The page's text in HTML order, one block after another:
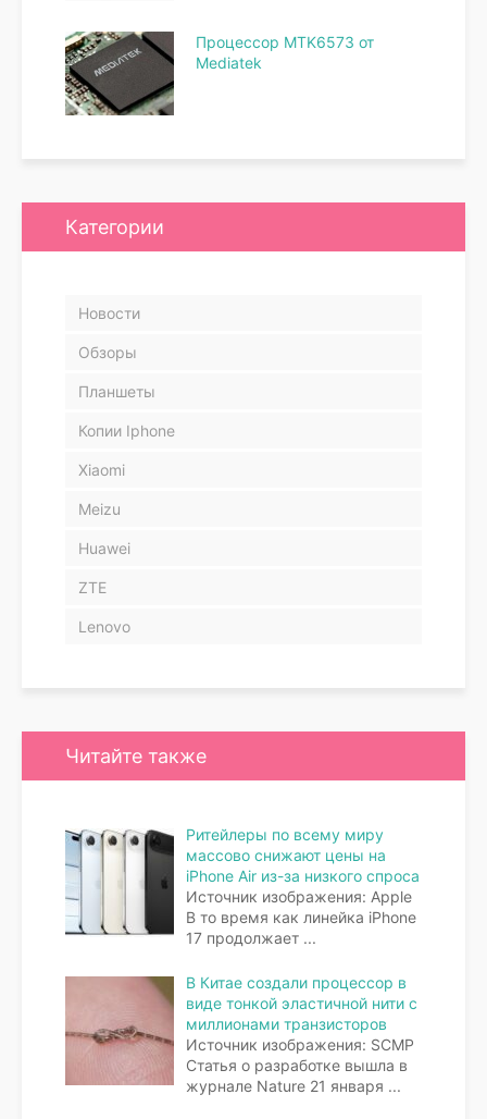
Процессор MTK6573 от
Mediatek
Категории
Новости
Обзоры
Планшеты
Копии Iphone
Xiaomi
Meizu
Huawei
ZTE
Lenovo
Читайте также
Ритейлеры по всему миру
массово снижают цены на
iPhone Air из-за низкого спроса
Источник изображения: Apple
В то время как линейка iPhone
17 продолжает ...
В Китае создали процессор в
виде тонкой эластичной нити с
миллионами транзисторов
Источник изображения: SCMP
Статья о разработке вышла в
журнале Nature 21 января ...